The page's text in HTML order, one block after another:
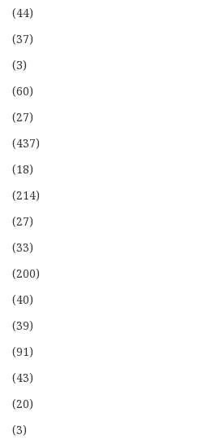
(44)
(37)
(3)
(60)
(27)
(437)
(18)
(214)
(27)
(33)
(200)
(40)
(39)
(91)
(43)
(20)
(3)